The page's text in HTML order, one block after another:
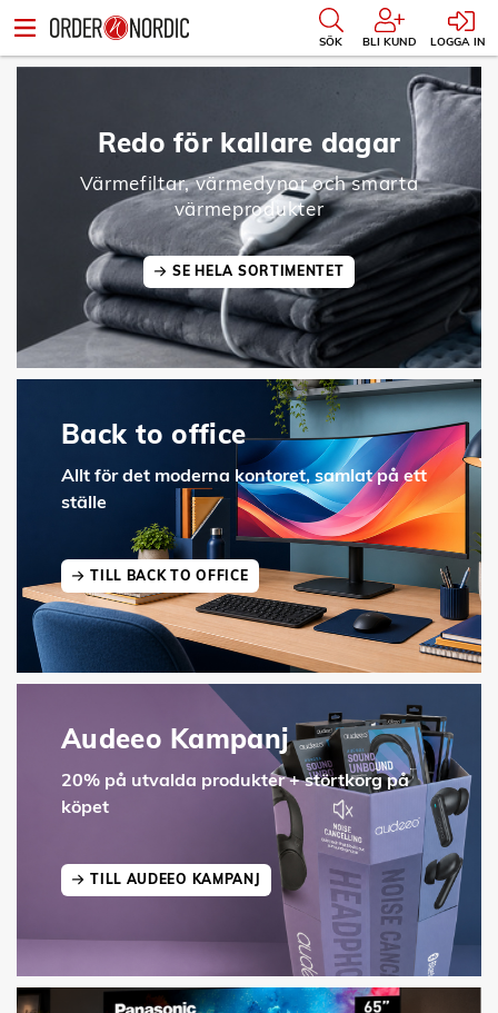
SÖK BLI KUND LOGGA IN
Redo för kallare dagar
Värmefiltar, värmedynor och smarta
värmeprodukter
SE HELA SORTIMENTET
Back to office
Allt för det moderna kontoret, samlat på ett
ställe
TILL BACK TO OFFICE
Audeeo Kampanj
20% på utvalda produkter + störtkorg på
köpet
TILL AUDEEO KAMPANJ